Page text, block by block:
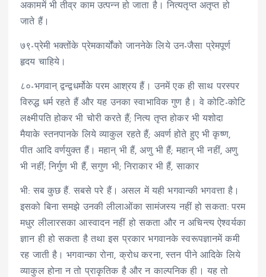
अकाममें भी तीव्र काम उत्पन्न हो जाता है। नित्यतृप्त अतृप्त हो
जाते हैं।
७९-प्रेमी भक्तोंके प्रेमकार्योंको जाननेके लिये उन-जैसा प्रेमपूर्ण
हृदय चाहिये।
८०-भगवान् द्वन्द्वधर्मोके परम आश्रय हैं। उनमें एक ही साथ परस्पर
विरुद्ध धर्म रहते हैं और यह उनका स्वाभाविक गुण है। वे कोटि-कोटि
लक्ष्मीपति होकर भी चोरी करते हैं; नित्य तृप्त होकर भी यशोदा
मैयाके स्तनपानके लिये व्याकुल रहते हैं; अवर्ण होते हुए भी कृष्ण,
पीत आदि वर्णयुक्त हैं। महान् भी हैं, अणु भी हैं; महान् भी नहीं, अणु
भी नहीं; निर्गुण भी हैं, सगुण भी; निराकार भी हैं, साकार
भी: सब कुछ हैं. सबसे परे हैं। असल में यही भगवान्की भगवत्ता है।
इसको बिना समझे उनकी लीलाओंका सामंजस्य नहीं हो सकता: परम
मधुर लीलारसका आस्वादन नहीं हो सकता और न अचिन्त्य ऐश्वर्यका
ज्ञान ही हो सकता है तथा इस प्रकार भगवानके स्वरूपज्ञानमें कमी
रह जाती है। भगवान्का रोना, क्रोध करना, स्तन पीने आदिके लिये
व्याकुल होना न तो प्राकृतिक है और न काल्पनिक ही। यह तो